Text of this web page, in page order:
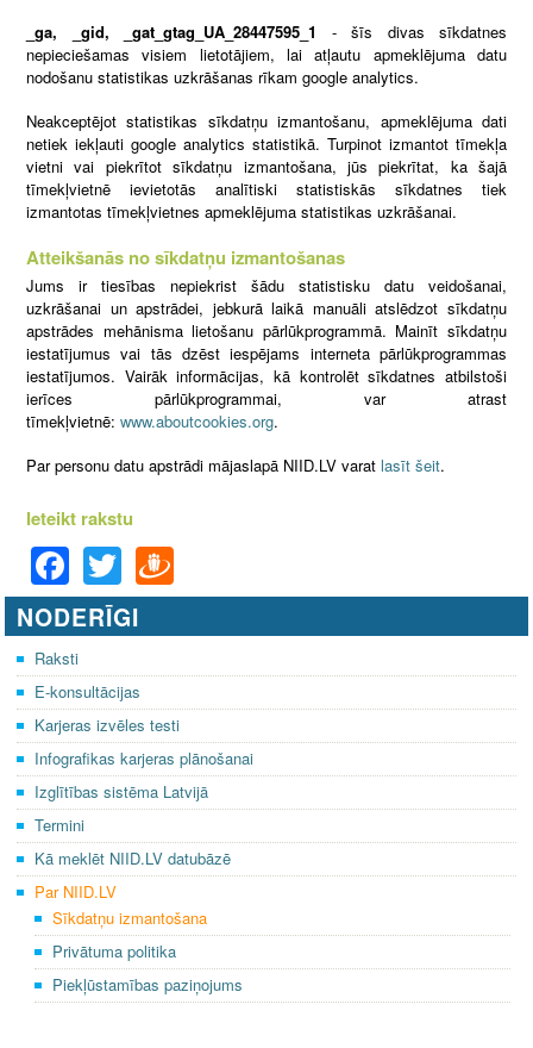
_ga, _gid, _gat_gtag_UA_28447595_1
- šīs divas sīkdatnes
nepieciešamas visiem lietotājiem, lai atļautu apmeklējuma datu
nodošanu statistikas uzkrāšanas rīkam google analytics.
Neakceptējot statistikas sīkdatņu izmantošanu, apmeklējuma dati
netiek iekļauti google analytics statistikā. Turpinot izmantot tīmekļa
vietni vai piekrītot sīkdatņu izmantošana, jūs piekrītat, ka šajā
tīmekļvietnē ievietotās analītiski statistiskās sīkdatnes tiek
izmantotas tīmekļvietnes apmeklējuma statistikas uzkrāšanai.
Atteikšanās no sīkdatņu izmantošanas
Jums ir tiesības nepiekrist šādu statistisku datu veidošanai,
uzkrāšanai un apstrādei, jebkurā laikā manuāli atslēdzot sīkdatņu
apstrādes mehānisma lietošanu pārlūkprogrammā. Mainīt sīkdatņu
iestatījumus vai tās dzēst iespējams interneta pārlūkprogrammas
iestatījumos. Vairāk informācijas, kā kontrolēt sīkdatnes atbilstoši
ierīces pārlūkprogrammai, var atrast
tīmekļvietnē: www.aboutcookies.org.
Par personu datu apstrādi mājaslapā NIID.LV varat lasīt šeit.
Ieteikt rakstu
F
a
c
e
b
o
o
k
T
wi
tt
er
ra
u
gi
e
m
NODERĪGI
Raksti
E-konsultācijas
Karjeras izvēles testi
Infografikas karjeras plānošanai
Izglītības sistēma Latvijā
Termini
Kā meklēt NIID.LV datubāzē
Par NIID.LV
Sīkdatņu izmantošana
Privātuma politika
Piekļūstamības paziņojums